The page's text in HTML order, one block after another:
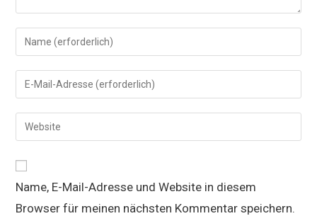
Gib
deinen
Namen
oder
zum
Kommentieren
ein
Gib
deine
E-
Mail-
Kommentieren
ein
Gib
deine
URL
ein
(optional)
Name, E-Mail-Adresse und Website in diesem
Browser für meinen nächsten Kommentar speichern.